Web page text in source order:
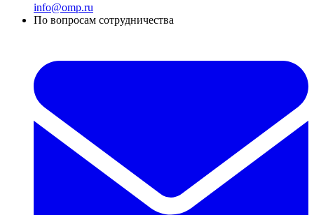
info@omp.ru
По вопросам сотрудничества